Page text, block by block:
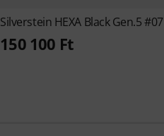
Silverstein HEXA Black Gen.5 #07
150 100 Ft